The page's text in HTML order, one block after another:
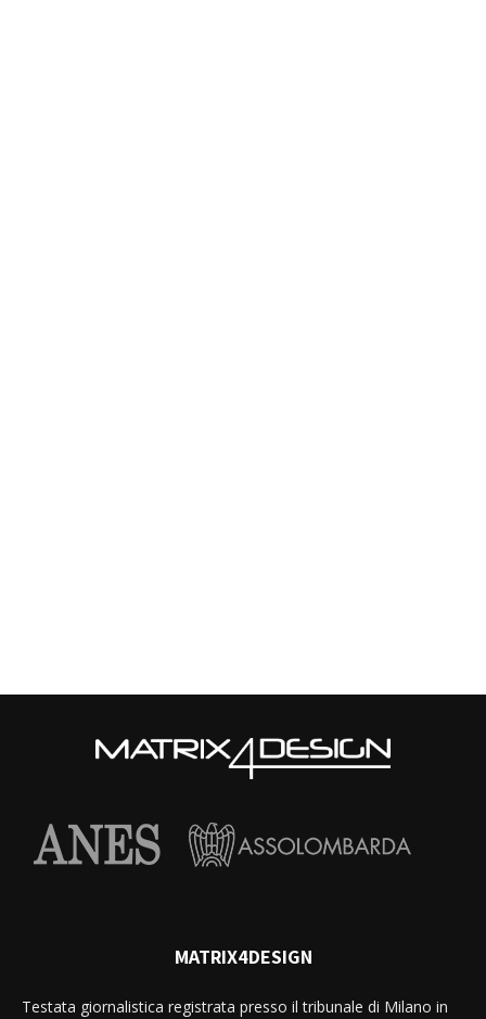
MATRIX4DESIGN
Testata giornalistica registrata presso il tribunale di Milano in